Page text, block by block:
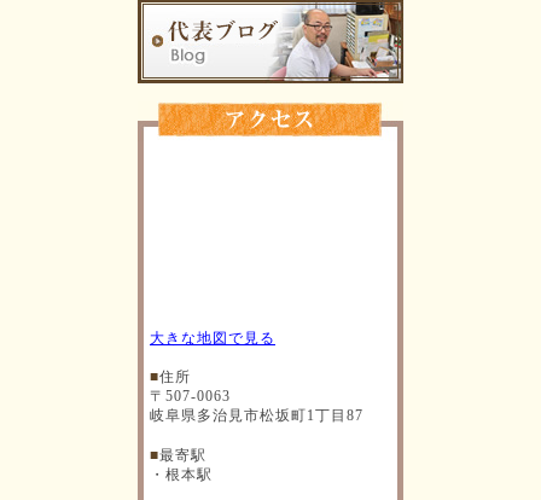
大きな地図で見る
■住所
〒507-0063
岐阜県多治見市松坂町1丁目87
■最寄駅
・根本駅